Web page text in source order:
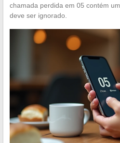
chamada perdida em 05 contém
deve ser ignorado.